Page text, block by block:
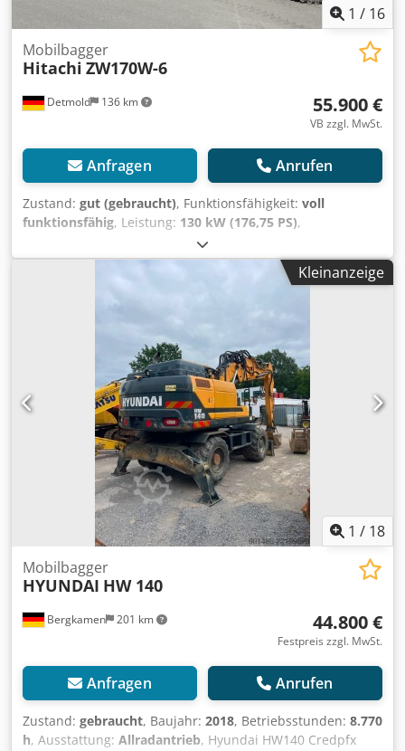
1 / 16
Detmold 136 km
Mobilbagger
Hitachi ZW170W-6
55.900 €
VB zzgl. MwSt.
Anfragen Anrufen
Zustand: gut (gebraucht), Funktionsfähigkeit: voll
funktionsfähig, Leistung: 130 kW (176,75 PS),
, Gesamtgewicht:
2017, Betriebsstunden:9.130 h, Ausstattung:
Allradantrieb, Greiferhydraulik, Hammerhydraulik,
ZW170W-6 Mobilbagger, BJ 2017 mit erst 9.130h
Betriebsstunden, Service gewartet, sauberer Zustand,
sofort einsatzbereit, Zentralschmieranlage, Oilquick SW,
Transport und Lieferung möglich. Wir erstellen auch Zoll /
Exportpapiere, Besichtigung nach Absprache auch am
Wochenende möglich. Preis auf Anfrage. Crjdpfsyiu Ugox
Kleinanzeige
1 / 18
Bergkamen 201 km
Mobilbagger
HYUNDAI HW 140
44.800 €
Festpreis zzgl. MwSt.
Anfragen Anrufen
Zustand: gebraucht, Baujahr: 2018, Betriebsstunden: 8.770
h, Ausstattung: Allradantrieb, Hyundai HW140 Credpfx